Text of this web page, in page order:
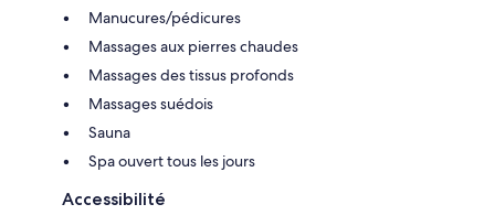
Manucures/pédicures
Massages aux pierres chaudes
Massages des tissus profonds
Massages suédois
Sauna
Spa ouvert tous les jours
Accessibilité